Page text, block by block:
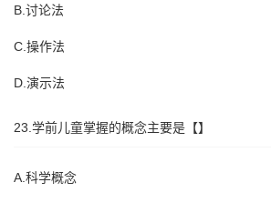
B.讨论法
C.操作法
D.演示法
23.学前儿童掌握的概念主要是【】
A.科学概念